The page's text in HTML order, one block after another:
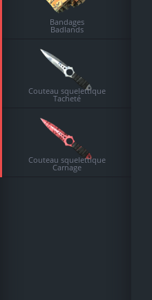
Bandages
Badlands
Couteau squelettique
Tacheté
Couteau squelettique
Carnage